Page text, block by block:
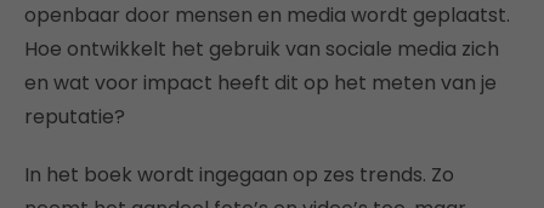
openbaar door mensen en media wordt geplaatst.
Hoe ontwikkelt het gebruik van sociale media zich
en wat voor impact heeft dit op het meten van je
reputatie?
In het boek wordt ingegaan op zes trends. Zo